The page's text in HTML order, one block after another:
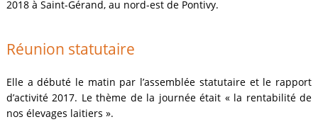
2018 à Saint-Gérand, au nord-est de Pontivy.
Réunion statutaire
Elle a débuté le matin par l’assemblée statutaire et le rapport
d’activité 2017. Le thème de la journée était « la rentabilité de
nos élevages laitiers ».